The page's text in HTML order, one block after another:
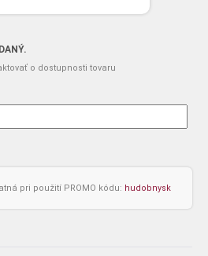
o dostupnosti tovaru
pri použití PROMO kódu: hudobnysk